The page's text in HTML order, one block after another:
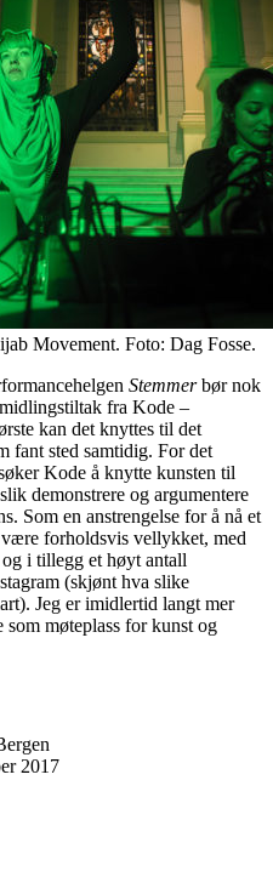
Movement. Foto: Dag Fosse.
Stemmerbør nok
fra Kode –
kan det knyttes til det
fant sted samtidig. For det
Kode å knytte kunsten til
demonstrere og argumentere
Som en anstrengelse for å nå et
forholdsvis vellykket, med
i tillegg et høyt antall
(skjønt hva slike
Jeg er imidlertid langt mer
som møteplass for kunst og
2017